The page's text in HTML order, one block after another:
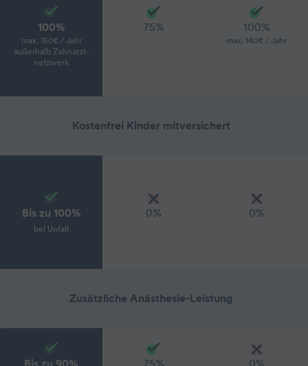
100%
max. 150€ / Jahr
außerhalb Zahnarzt­
netzwerk
75% 100%
max. 140€ / Jahr
Kostenfrei Kinder mitversichert
Bis zu 100%
bei Unfall
0% 0%
Zusätzliche Anästhesie-Leistung
Bis zu 90% 75% 0%